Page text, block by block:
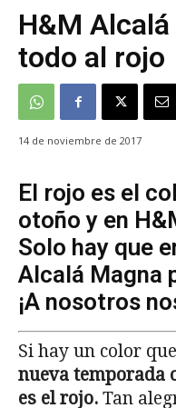
H&M
todo al rojo
14 de noviembre de 2017
El rojo es el
otoño y en
Solo hay que
Alcalá Magna
¡A nosotros
Si hay un color
nueva temporada
es el rojo. Tan